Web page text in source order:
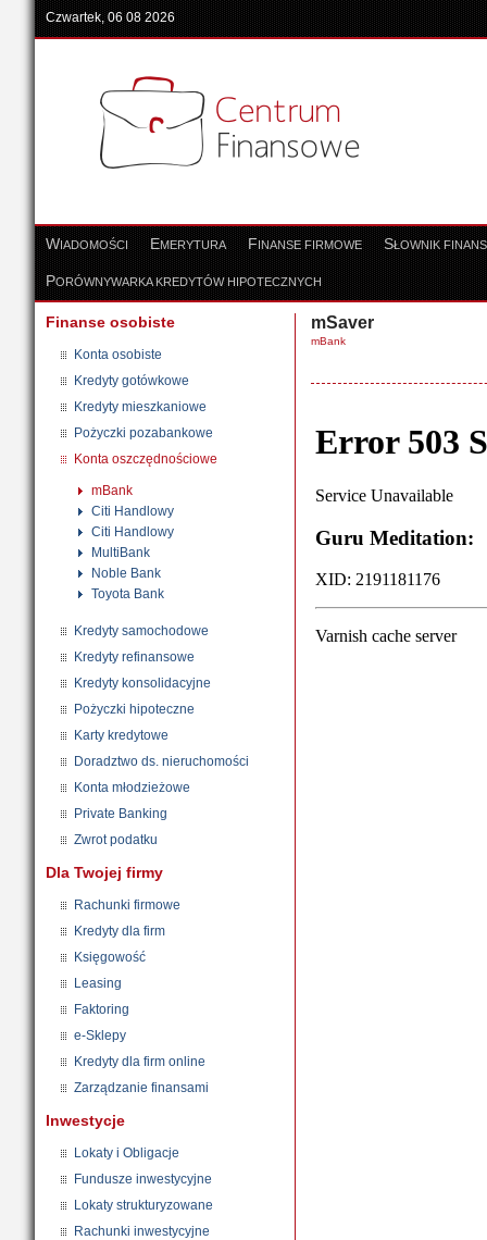
Czwartek, 06 08 2026
WIADOMOŚCI EMERYTURA FINANSE FIRMOWE SŁOWNIK
PORÓWNYWARKA KREDYTÓW HIPOTECZNYCH
Finanse osobiste
Konta osobiste
Kredyty gotówkowe
Kredyty mieszkaniowe
Pożyczki pozabankowe
Konta oszczędnościowe
mBank
Citi Handlowy
Citi Handlowy
MultiBank
Noble Bank
Toyota Bank
Kredyty samochodowe
Kredyty refinansowe
Kredyty konsolidacyjne
Pożyczki hipoteczne
Karty kredytowe
Doradztwo ds. nieruchomości
Konta młodzieżowe
Private Banking
Zwrot podatku
Dla Twojej firmy
Rachunki firmowe
Kredyty dla firm
Księgowość
Leasing
Faktoring
e-Sklepy
Kredyty dla firm online
Zarządzanie finansami
Inwestycje
Lokaty i Obligacje
Fundusze inwestycyjne
Lokaty strukturyzowane
Rachunki inwestycyjne
mSaver
mBank